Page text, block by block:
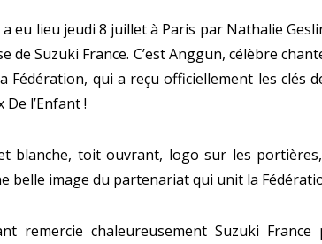
a eu lieu jeudi 8 juillet à Paris par Nathalie
de Suzuki France. C’est Anggun, célèbre
Fédération, qui a reçu officiellement les clés
l’Enfant !
blanche, toit ouvrant, logo sur les portières,
belle image du partenariat qui unit la
remercie chaleureusement Suzuki